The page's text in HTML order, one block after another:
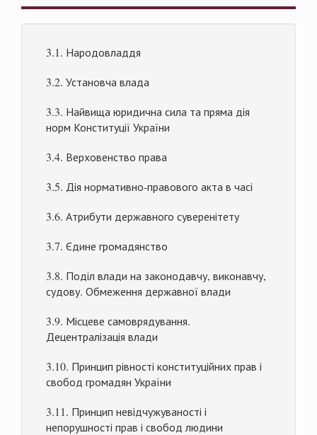
3.1. Народовладдя
3.2. Установча влада
3.3. Найвища юридична сила та пряма дія
норм Конституції України
3.4. Верховенство права
3.5. Дія нормативно-правового акта в часі
3.6. Атрибути державного суверенітету
3.7. Єдине громадянство
3.8. Поділ влади на законодавчу, виконавчу,
судову. Обмеження державної влади
3.9. Місцеве самоврядування.
Децентралізація влади
3.10. Принцип рівності конституційних прав і
свобод громадян України
3.11. Принцип невідчужуваності і
непорушності прав і свобод людини